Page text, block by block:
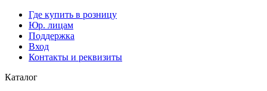
Где купить в розницу
Юр. лицам
Поддержка
Вход
Контакты и реквизиты
Каталог